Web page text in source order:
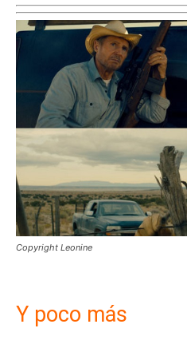
Copyright Leonine
Y poco más